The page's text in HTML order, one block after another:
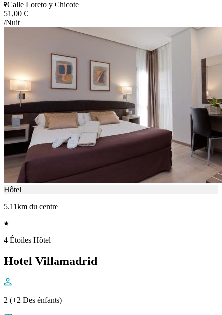
Calle Loreto y Chicote
51,00 €
/Nuit
Hôtel
5.11km du centre
4 Étoiles Hôtel
Hotel Villamadrid
2 (+2 Des énfants)